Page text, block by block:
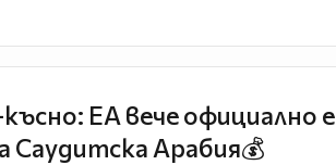
EA вече официално е
Саудитска Арабия💰